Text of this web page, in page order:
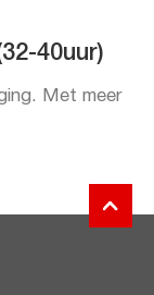
40uur)
Met meer